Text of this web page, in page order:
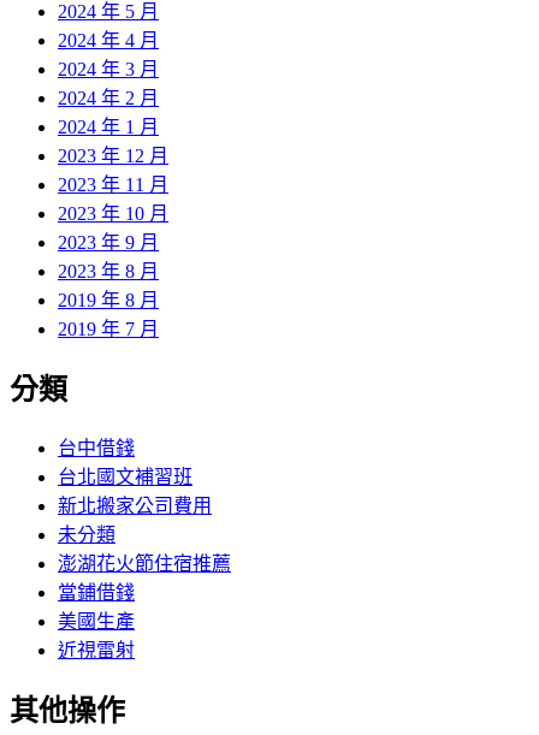
2024 年 5 月
2024 年 4 月
2024 年 3 月
2024 年 2 月
2024 年 1 月
2023 年 12 月
2023 年 11 月
2023 年 10 月
2023 年 9 月
2023 年 8 月
2019 年 8 月
2019 年 7 月
分類
台中借錢
台北國文補習班
新北搬家公司費用
未分類
澎湖花火節住宿推薦
當鋪借錢
美國生產
近視雷射
其他操作